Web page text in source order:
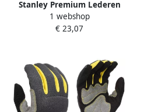
Stanley Premium Lederen
Handschoen | SY740L EU
1 webshop
€ 23,07